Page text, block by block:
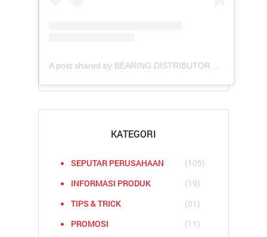
KATEGORI
SEPUTAR PERUSAHAAN
(105)
INFORMASI PRODUK
(19)
TIPS & TRICK
(01)
PROMOSI
(11)